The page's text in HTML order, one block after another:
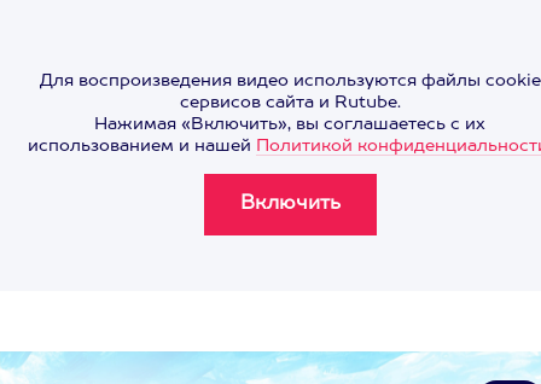
Для воспроизведения видео используются файлы cookie
сервисов сайта и Rutube.
Нажимая «Включить», вы соглашаетесь с их
использованием и нашей Политикой